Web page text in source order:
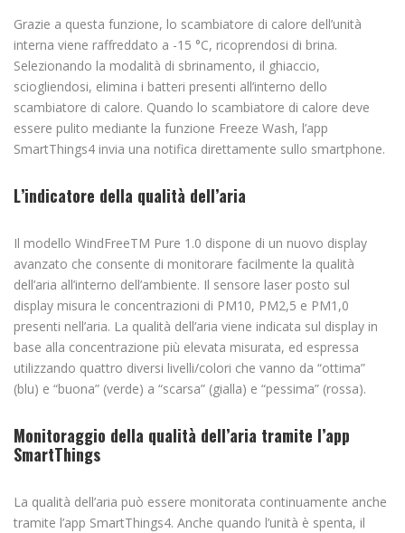
Grazie a questa funzione, lo scambiatore di calore dell’unità
interna viene raffreddato a -15 °C, ricoprendosi di brina.
Selezionando la modalità di sbrinamento, il ghiaccio,
sciogliendosi, elimina i batteri presenti all’interno dello
scambiatore di calore. Quando lo scambiatore di calore deve
essere pulito mediante la funzione Freeze Wash, l’app
SmartThings4 invia una notifica direttamente sullo smartphone.
L’indicatore della qualità dell’aria
Il modello WindFreeTM Pure 1.0 dispone di un nuovo display
avanzato che consente di monitorare facilmente la qualità
dell’aria all’interno dell’ambiente. Il sensore laser posto sul
display misura le concentrazioni di PM10, PM2,5 e PM1,0
presenti nell’aria. La qualità dell’aria viene indicata sul display in
base alla concentrazione più elevata misurata, ed espressa
utilizzando quattro diversi livelli/colori che vanno da “ottima”
(blu) e “buona” (verde) a “scarsa” (gialla) e “pessima” (rossa).
Monitoraggio della qualità dell’aria tramite l’app
SmartThings
La qualità dell’aria può essere monitorata continuamente anche
tramite l’app SmartThings4. Anche quando l’unità è spenta, il